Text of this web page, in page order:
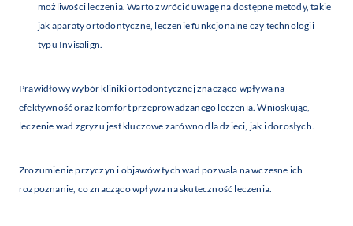
możliwości leczenia. Warto zwrócić uwagę na dostępne metody, takie
jak aparaty ortodontyczne, leczenie funkcjonalne czy technologii
typu Invisalign.
Prawidłowy wybór kliniki ortodontycznej znacząco wpływa na
efektywność oraz komfort przeprowadzanego leczenia. Wnioskując,
leczenie wad zgryzu jest kluczowe zarówno dla dzieci, jak i dorosłych.
Zrozumienie przyczyn i objawów tych wad pozwala na wczesne ich
rozpoznanie, co znacząco wpływa na skuteczność leczenia.